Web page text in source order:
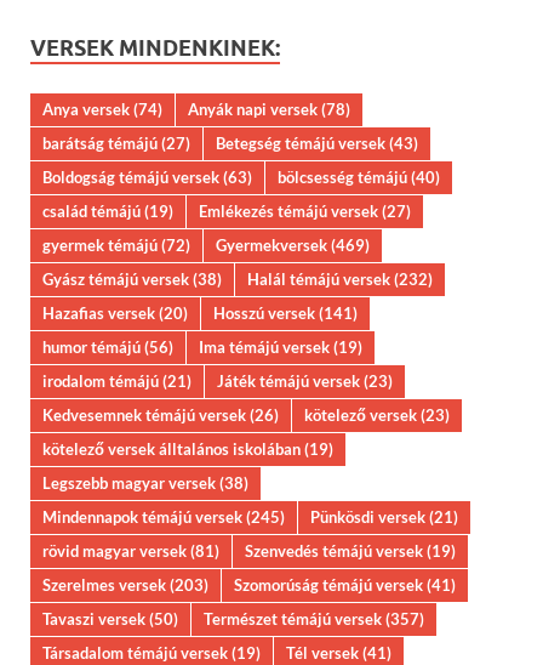
VERSEK MINDENKINEK:
Anya versek(74) Anyák napi versek(78)
barátság témájú(27) Betegség témájú versek(43)
Boldogság témájú versek(63) bölcsesség témájú(40)
család témájú(19) Emlékezés témájú versek(27)
gyermek témájú(72) Gyermekversek(469)
Gyász témájú versek(38) Halál témájú versek(232)
Hazafias versek(20) Hosszú versek(141)
humor témájú(56) Ima témájú versek(19)
irodalom témájú(21) Játék témájú versek(23)
Kedvesemnek témájú versek(26) kötelező versek(23)
kötelező versek álltalános iskolában(19)
Legszebb magyar versek(38)
Mindennapok témájú versek(245) Pünkösdi versek(21)
rövid magyar versek(81) Szenvedés témájú versek(19)
Szerelmes versek(203) Szomorúság témájú versek(41)
Tavaszi versek(50) Természet témájú versek(357)
Társadalom témájú versek(19) Tél versek(41)